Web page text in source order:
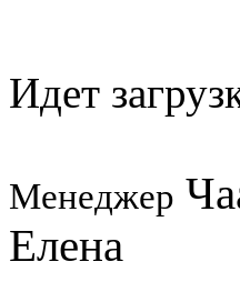
Идет
Менеджер
Елена